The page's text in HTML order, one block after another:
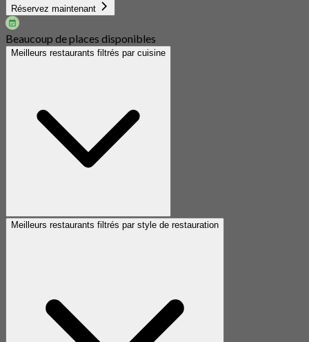
Réservez maintenant
Beaucoup de places disponibles
Meilleurs restaurants filtrés par cuisine
Meilleurs restaurants filtrés par style de restauration